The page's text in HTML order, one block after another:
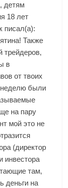
детям
18 лет
писал(а):
Также
трейдеров,
в
от твоих
неделю были
на пару
мой это не
(директор
инвестора
там,
деньги на